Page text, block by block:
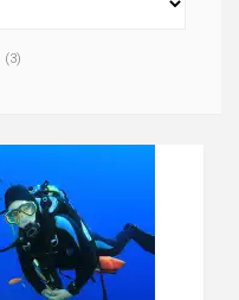
(3)